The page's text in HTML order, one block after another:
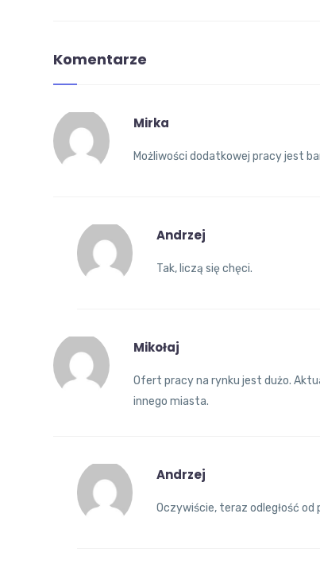
Komentarze
Mirka
Możliwości dodatkowej pracy jest
Andrzej
Tak, liczą się chęci.
Mikołaj
Ofert pracy na rynku jest dużo.
innego miasta.
Andrzej
Oczywiście, teraz odległość